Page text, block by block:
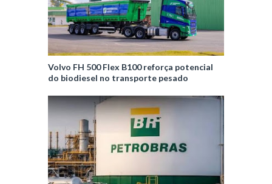
Volvo FH 500 Flex B100 reforça potencial
do biodiesel no transporte pesado